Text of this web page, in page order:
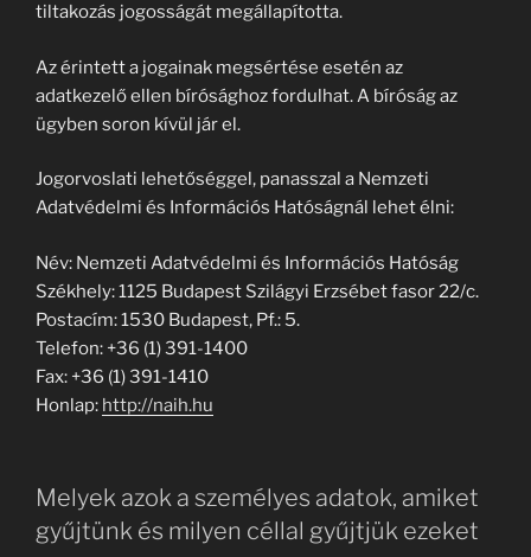
tiltakozás jogosságát megállapította.
Az érintett a jogainak megsértése esetén az
adatkezelő ellen bírósághoz fordulhat. A bíróság az
ügyben soron kívül jár el.
Jogorvoslati lehetőséggel, panasszal a Nemzeti
Adatvédelmi és Információs Hatóságnál lehet élni:
Név: Nemzeti Adatvédelmi és Információs Hatóság
Székhely: 1125 Budapest Szilágyi Erzsébet fasor 22/c.
Postacím: 1530 Budapest, Pf.: 5.
Telefon: +36 (1) 391-1400
Fax: +36 (1) 391-1410
Honlap: http://naih.hu
Melyek azok a személyes adatok, amiket
gyűjtünk és milyen céllal gyűjtjük ezeket